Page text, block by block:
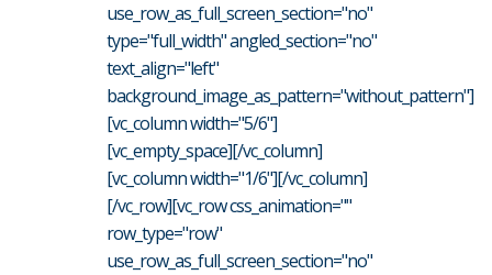
use_row_as_full_screen_section="no"
type="full_width" angled_section="no"
text_align="left"
background_image_as_pattern="without_pattern"]
[vc_column width="5/6"]
[vc_empty_space][/vc_column]
[vc_column width="1/6"][/vc_column]
[/vc_row][vc_row css_animation=""
row_type="row"
use_row_as_full_screen_section="no"